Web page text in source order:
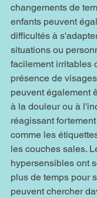
changements de
enfants peuvent
difficultés à
situations ou
facilement irritables
présence de
peuvent également
à la douleur ou à
réagissant
comme les
les couches sales.
hypersensibles ont
plus de temps pour
peuvent chercher